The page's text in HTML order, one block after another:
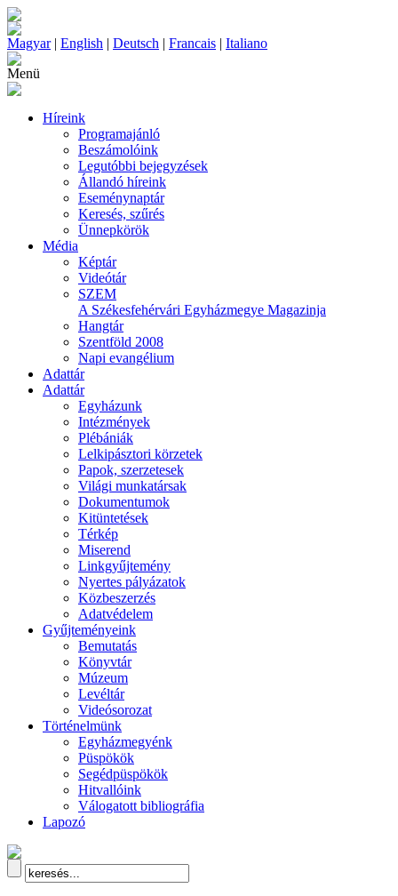
Magyar| English | Deutsch | Francais | Italiano
Menü
Híreink
Programajánló
Beszámolóink
Legutóbbi bejegyzések
Állandó híreink
Eseménynaptár
Keresés, szűrés
Ünnepkörök
Média
Képtár
Videótár
SZEM
A Székesfehérvári Egyházmegye Magazinja
Hangtár
Szentföld 2008
Napi evangélium
Adattár
Adattár
Egyházunk
Intézmények
Plébániák
Lelkipásztori körzetek
Papok, szerzetesek
Világi munkatársak
Dokumentumok
Kitüntetések
Térkép
Miserend
Linkgyűjtemény
Nyertes pályázatok
Közbeszerzés
Adatvédelem
Gyűjteményeink
Bemutatás
Könyvtár
Múzeum
Levéltár
Videósorozat
Történelmünk
Egyházmegyénk
Püspökök
Segédpüspökök
Hitvallóink
Válogatott bibliográfia
Lapozó